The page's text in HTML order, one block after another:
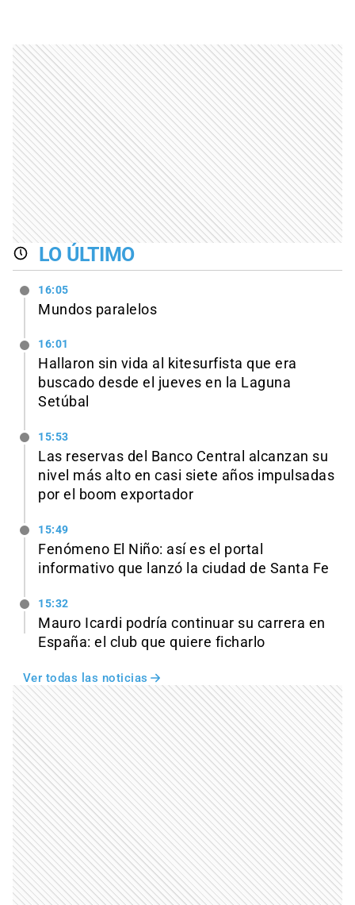
LO ÚLTIMO
16:05
Mundos paralelos
16:01
Hallaron sin vida al kitesurfista que era
buscado desde el jueves en la Laguna
Setúbal
15:53
Las reservas del Banco Central alcanzan su
nivel más alto en casi siete años impulsadas
por el boom exportador
15:49
Fenómeno El Niño: así es el portal
informativo que lanzó la ciudad de Santa Fe
15:32
Mauro Icardi podría continuar su carrera en
España: el club que quiere ficharlo
Ver todas las noticias